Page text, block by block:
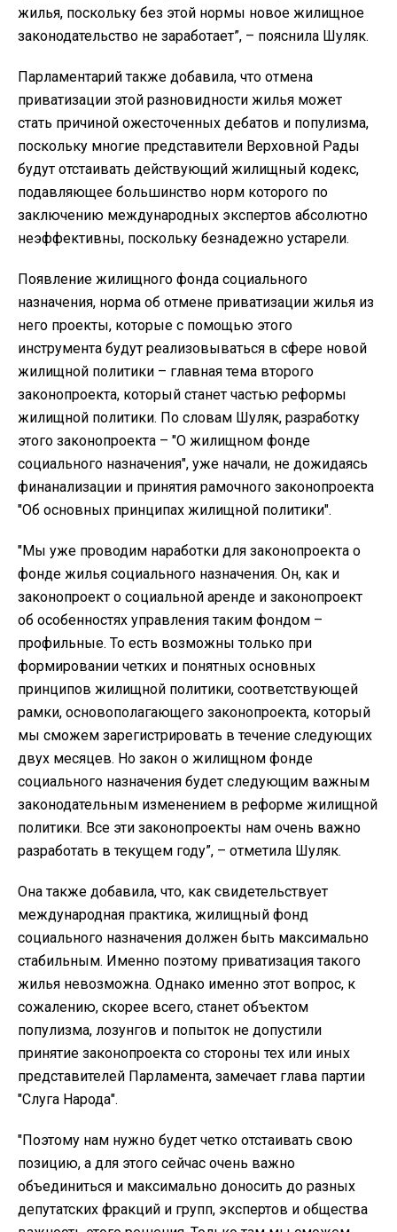
жилья, поскольку без этой нормы новое жилищное
законодательство не заработает”, – пояснила Шуляк.
Парламентарий также добавила, что отмена
приватизации этой разновидности жилья может
стать причиной ожесточенных дебатов и популизма,
поскольку многие представители Верховной Рады
будут отстаивать действующий жилищный кодекс,
подавляющее большинство норм которого по
заключению международных экспертов абсолютно
неэффективны, поскольку безнадежно устарели.
Появление жилищного фонда социального
назначения, норма об отмене приватизации жилья из
него проекты, которые с помощью этого
инструмента будут реализовываться в сфере новой
жилищной политики – главная тема второго
законопроекта, который станет частью реформы
жилищной политики. По словам Шуляк, разработку
этого законопроекта – "О жилищном фонде
социального назначения", уже начали, не дожидаясь
финанализации и принятия рамочного законопроекта
"Об основных принципах жилищной политики".
"Мы уже проводим наработки для законопроекта о
фонде жилья социального назначения. Он, как и
законопроект о социальной аренде и законопроект
об особенностях управления таким фондом –
профильные. То есть возможны только при
формировании четких и понятных основных
принципов жилищной политики, соответствующей
рамки, основополагающего законопроекта, который
мы сможем зарегистрировать в течение следующих
двух месяцев. Но закон о жилищном фонде
социального назначения будет следующим важным
законодательным изменением в реформе жилищной
политики. Все эти законопроекты нам очень важно
разработать в текущем году”, – отметила Шуляк.
Она также добавила, что, как свидетельствует
международная практика, жилищный фонд
социального назначения должен быть максимально
стабильным. Именно поэтому приватизация такого
жилья невозможна. Однако именно этот вопрос, к
сожалению, скорее всего, станет объектом
популизма, лозунгов и попыток не допустили
принятие законопроекта со стороны тех или иных
представителей Парламента, замечает глава партии
"Слуга Народа".
"Поэтому нам нужно будет четко отстаивать свою
позицию, а для этого сейчас очень важно
объединиться и максимально доносить до разных
депутатских фракций и групп, экспертов и общества